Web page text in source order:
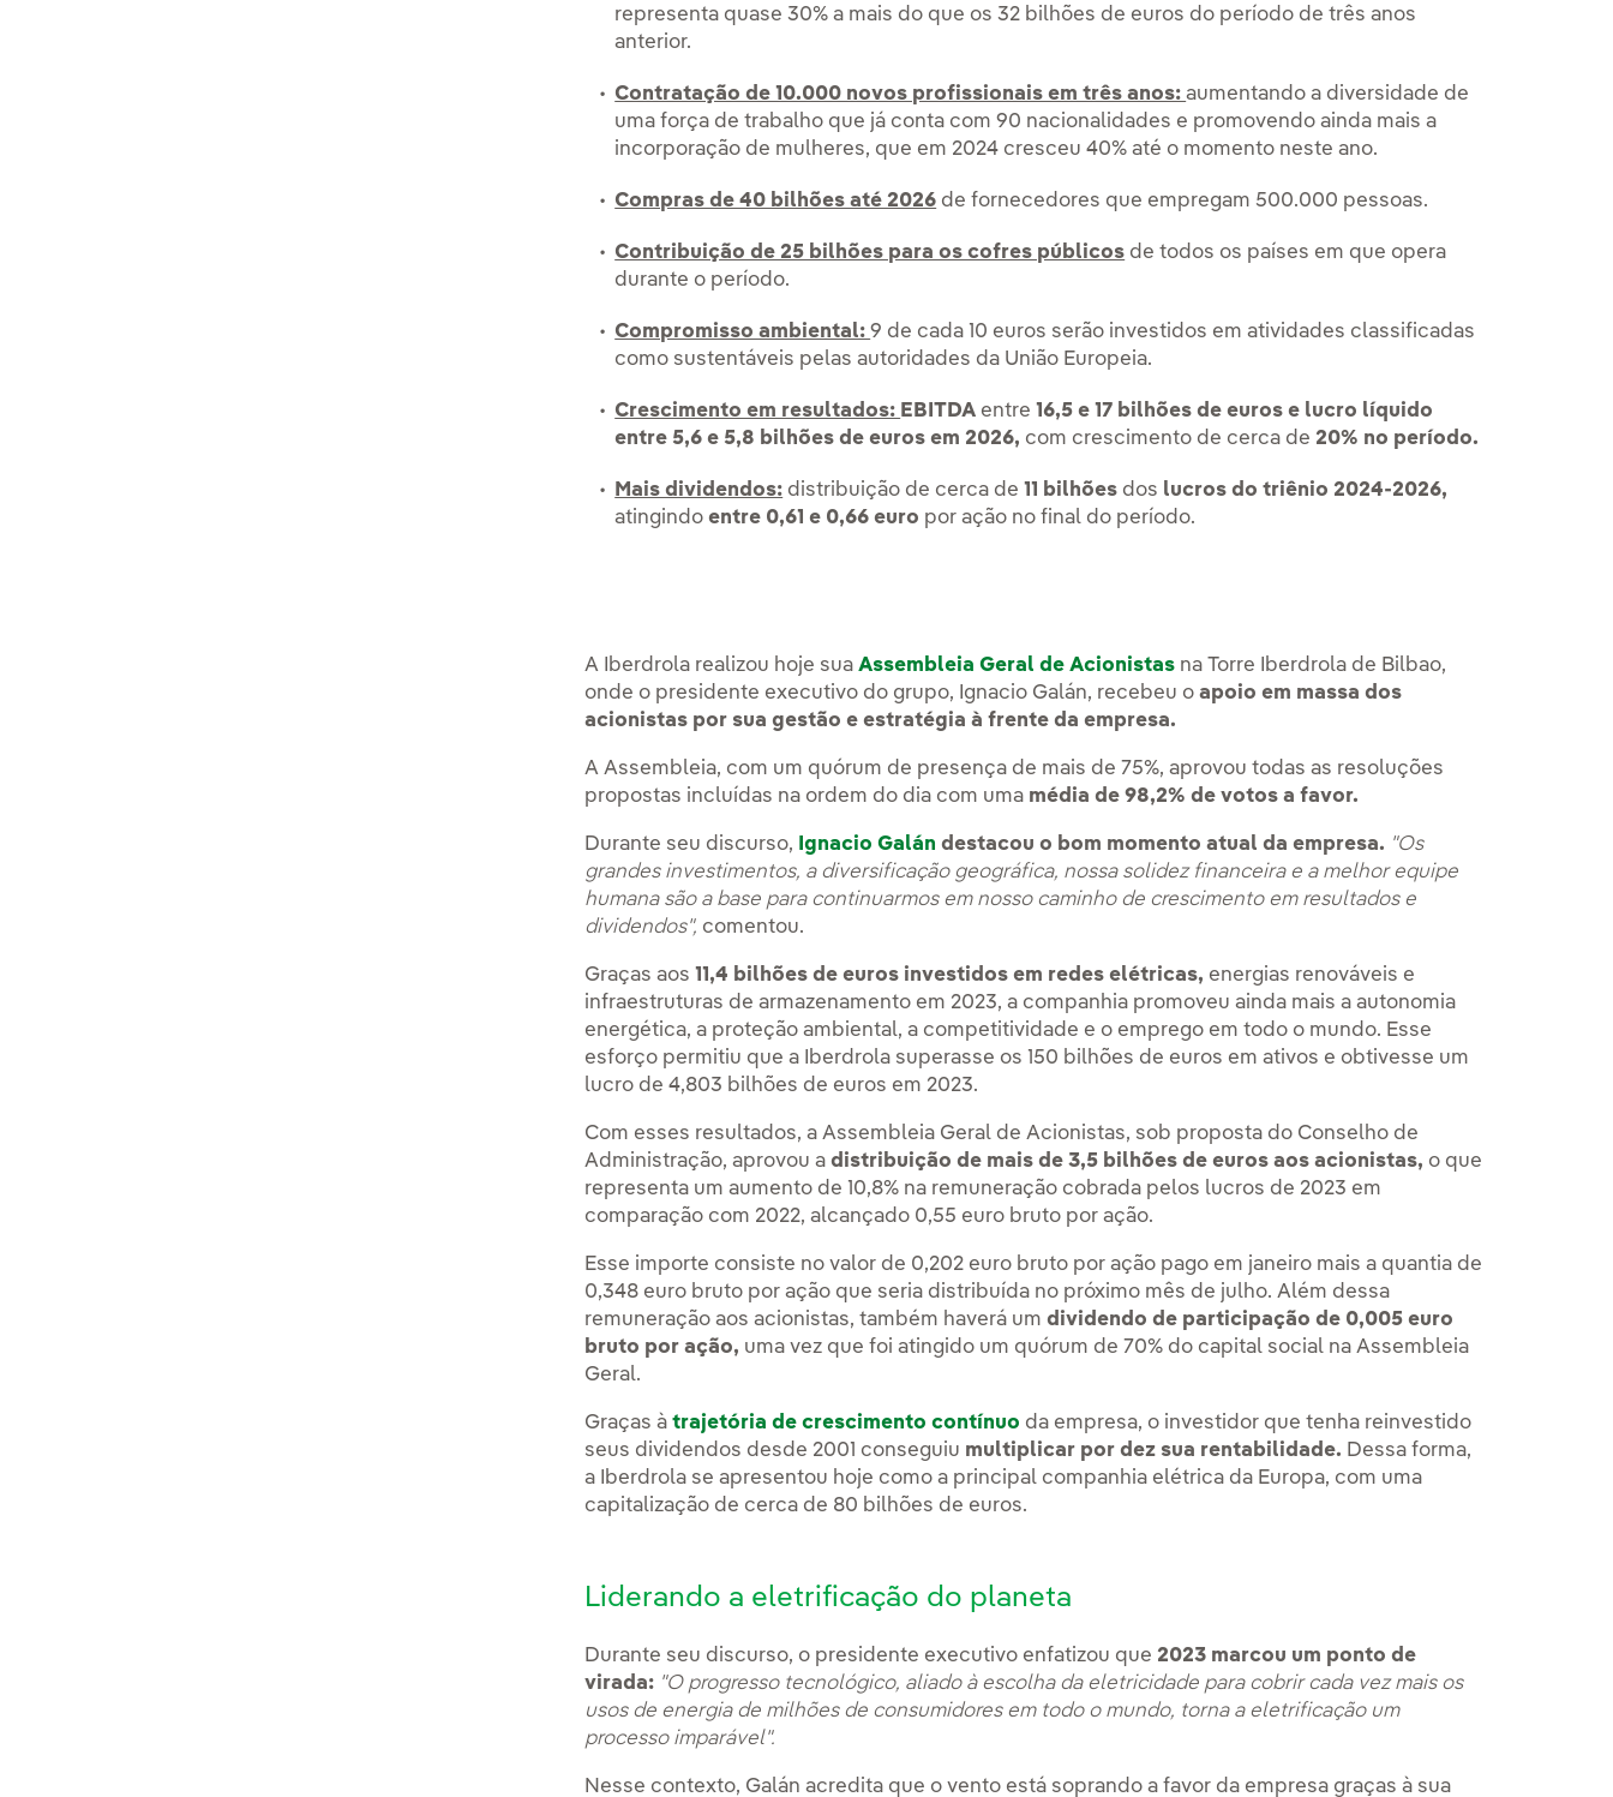
representa quase 30% a mais do que os 32 bilhões de euros do período de três anos
anterior.
Contratação de 10.000 novos profissionais em três anos:aumentando a diversidade de
uma força de trabalho que já conta com 90 nacionalidades e promovendo ainda mais a
incorporação de mulheres, que em 2024 cresceu 40% até o momento neste ano.
Compras de 40 bilhões até 2026 de fornecedores que empregam 500.000 pessoas.
Contribuição de 25 bilhões para os cofres públicos de todos os países em que opera
durante o período.
Compromisso ambiental:9 de cada 10 euros serão investidos em atividades classificadas
como sustentáveis pelas autoridades da União Europeia.
Crescimento em resultados: EBITDA entre16,5 e 17 bilhões de euros e lucro líquido
entre 5,6 e 5,8 bilhões de euros em 2026, com crescimento de cerca de 20% no período.
Mais dividendos: distribuição de cerca de11 bilhões dos lucros do triênio 2024-2026,
atingindoentre 0,61 e 0,66 euro por ação no final do período.
A Iberdrola realizou hoje suaAssembleia Geral de Acionistas na Torre Iberdrola de Bilbao,
onde o presidente executivo do grupo, Ignacio Galán, recebeu oapoio em massa dos
acionistas por sua gestão e estratégia à frente da empresa.
A Assembleia, com um quórum de presença de mais de 75%, aprovou todas as resoluções
propostas incluídas na ordem do dia com uma média de 98,2% de votos a favor.
Durante seu discurso, Ignacio Galán destacou o bom momento atual da empresa. "Os
grandes investimentos, a diversificação geográfica, nossa solidez financeira e a melhor equipe
humana são a base para continuarmos em nosso caminho de crescimento em resultados e
dividendos", comentou.
Graças aos11,4 bilhões de euros investidos em redes elétricas, energias renováveis e
infraestruturas de armazenamento em 2023, a companhia promoveu ainda mais a autonomia
energética, a proteção ambiental, a competitividade e o emprego em todo o mundo. Esse
esforço permitiu que a Iberdrola superasse os 150 bilhões de euros em ativos e obtivesse um
lucro de 4,803 bilhões de euros em 2023.
Com esses resultados, a Assembleia Geral de Acionistas, sob proposta do Conselho de
Administração, aprovou adistribuição de mais de 3,5 bilhões de euros aos acionistas, o que
representa um aumento de 10,8% na remuneração cobrada pelos lucros de 2023 em
comparação com 2022, alcançado 0,55 euro bruto por ação.
Esse importe consiste no valor de 0,202 euro bruto por ação pago em janeiro mais a quantia de
0,348 euro bruto por ação que seria distribuída no próximo mês de julho. Além dessa
remuneração aos acionistas, também haverá umdividendo de participação de 0,005 euro
bruto por ação, uma vez que foi atingido um quórum de 70% do capital social na Assembleia
Geral.
Graças àtrajetória de crescimento contínuo da empresa, o investidor que tenha reinvestido
seus dividendos desde 2001 conseguiu multiplicar por dez sua rentabilidade. Dessa forma,
a Iberdrola se apresentou hoje como a principal companhia elétrica da Europa, com uma
capitalização de cerca de 80 bilhões de euros.
Liderando a eletrificação do planeta
Durante seu discurso, o presidente executivo enfatizou que 2023 marcou um ponto de
virada: "O progresso tecnológico, aliado à escolha da eletricidade para cobrir cada vez mais os
usos de energia de milhões de consumidores em todo o mundo, torna a eletrificação um
processo imparável".
Nesse contexto, Galán acredita que o vento está soprando a favor da empresa graças à sua